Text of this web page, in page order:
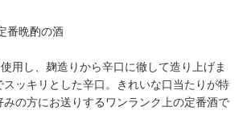
番晩酌の酒
用し、麹造りから辛口に徹して造り上げま
スッキリとした辛口。きれいな口当たりが特
の方にお送りするワンランク上の定番酒で